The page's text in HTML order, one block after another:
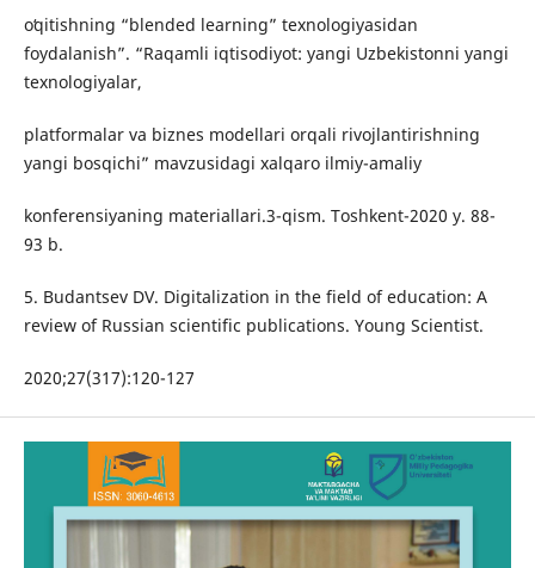
oʻqitishning “blended learning” texnologiyasidan
foydalanish”. “Raqamli iqtisodiyot: yangi Uzbekistonni yangi
texnologiyalar,
platformalar va biznes modellari orqali rivojlantirishning
yangi bosqichi” mavzusidagi xalqaro ilmiy-amaliy
konferensiyaning materiallari.3-qism. Toshkent-2020 y. 88-
93 b.
5. Budantsev DV. Digitalization in the field of education: A
review of Russian scientific publications. Young Scientist.
2020;27(317):120-127